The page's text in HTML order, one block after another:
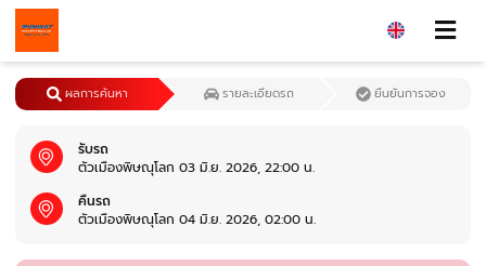
รับรถ
ตัวเมืองพิษณุโลก 03 มิ.ย. 2026, 22:00 น.
คืนรถ
ตัวเมืองพิษณุโลก 04 มิ.ย. 2026, 02:00 น.
ผลการค้นหา รายละเอียดรถ ยืนยันการจอง